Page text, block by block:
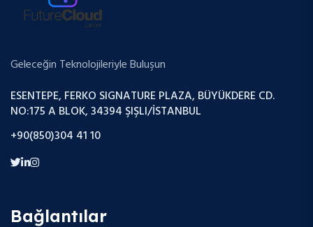
Geleceğin Teknolojileriyle Buluşun
ESENTEPE, FERKO SIGNATURE PLAZA, BÜYÜKDERE CD.
NO:175 A BLOK, 34394 ŞIŞLI/İSTANBUL
+90(850)304 41 10
Bağlantılar